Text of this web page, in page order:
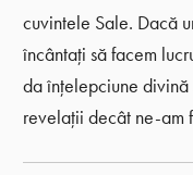
cuvintele Sale. Dacă
încântați să facem
da înțelepciune divină
revelații decât ne-am